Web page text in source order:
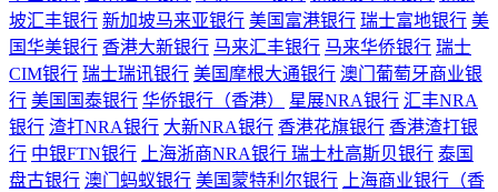
坡汇丰银行 新加坡马来亚银行 美国富港银行 瑞士富地银行 美
国华美银行 香港大新银行 马来汇丰银行 马来华侨银行 瑞士
CIM银行 瑞士瑞讯银行 美国摩根大通银行 澳门葡萄牙商业银
行 美国国泰银行 华侨银行（香港） 星展NRA银行 汇丰NRA
银行 渣打NRA银行 大新NRA银行 香港花旗银行 香港渣打银
行 中银FTN银行 上海浙商NRA银行 瑞士杜高斯贝银行 泰国
盘古银行 澳门蚂蚁银行 美国蒙特利尔银行
上海商业银行（香